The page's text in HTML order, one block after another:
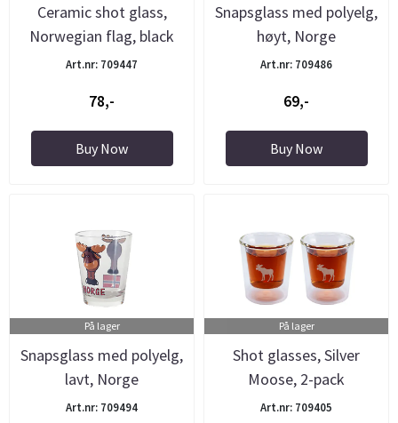
Ceramic shot glass,
Norwegian flag, black
Art.nr: 709447
78,-
Buy Now
Snapsglass med polyelg,
høyt, Norge
Art.nr: 709486
69,-
Buy Now
På lager
Snapsglass med polyelg,
lavt, Norge
Art.nr: 709494
På lager
Shot glasses, Silver
Moose, 2-pack
Art.nr: 709405